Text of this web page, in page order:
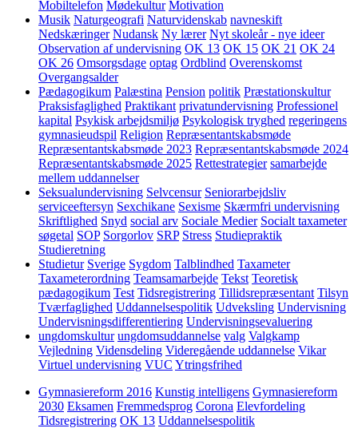
Mobiltelefon Mødekultur Motivation
Musik Naturgeografi Naturvidenskab navneskift
Nedskæringer Nudansk Ny lærer Nyt skoleår - nye ideer
Observation af undervisning OK 13 OK 15 OK 21 OK 24
OK 26 Omsorgsdage optag Ordblind Overenskomst
Overgangsalder
Pædagogikum Palæstina Pension politik Præstationskultur
Praksisfaglighed Praktikant privatundervisning Professionel
kapital Psykisk arbejdsmiljø Psykologisk tryghed regeringens
gymnasieudspil Religion Repræsentantskabsmøde
Repræsentantskabsmøde 2023 Repræsentantskabsmøde 2024
Repræsentantskabsmøde 2025 Rettestrategier samarbejde
mellem uddannelser
Seksualundervisning Selvcensur Seniorarbejdsliv
serviceeftersyn Sexchikane Sexisme Skærmfri undervisning
Skriftlighed Snyd social arv Sociale Medier Socialt taxameter
søgetal SOP Sorgorlov SRP Stress Studiepraktik
Studieretning
Studietur Sverige Sygdom Talblindhed Taxameter
Taxameterordning Teamsamarbejde Tekst Teoretisk
pædagogikum Test Tidsregistrering Tillidsrepræsentant Tilsyn
Tværfaglighed Uddannelsespolitik Udveksling Undervisning
Undervisningsdifferentiering Undervisningsevaluering
ungdomskultur ungdomsuddannelse valg Valgkamp
Vejledning Vidensdeling Videregående uddannelse Vikar
Virtuel undervisning VUC Ytringsfrihed
Gymnasiereform 2016 Kunstig intelligens Gymnasiereform
2030 Eksamen Fremmedsprog Corona Elevfordeling
Tidsregistrering OK 13 Uddannelsespolitik